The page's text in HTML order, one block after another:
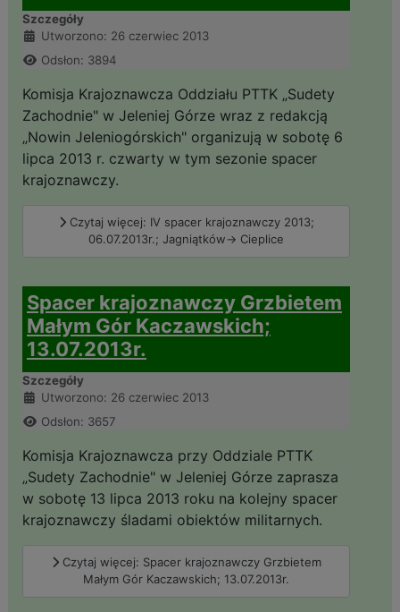
Szczegóły
Utworzono: 26 czerwiec 2013
Odsłon: 3894
Komisja Krajoznawcza Oddziału PTTK „Sudety
Zachodnie" w Jeleniej Górze wraz z redakcją
„Nowin Jeleniogórskich" organizują w sobotę 6
lipca 2013 r. czwarty w tym sezonie spacer
krajoznawczy.
Czytaj więcej: IV spacer krajoznawczy 2013;
06.07.2013r.; Jagniątków-> Cieplice
Spacer krajoznawczy Grzbietem
Małym Gór Kaczawskich;
13.07.2013r.
Szczegóły
Utworzono: 26 czerwiec 2013
Odsłon: 3657
Komisja Krajoznawcza przy Oddziale PTTK
„Sudety Zachodnie" w Jeleniej Górze zaprasza
w sobotę 13 lipca 2013 roku na kolejny spacer
krajoznawczy śladami obiektów militarnych.
Czytaj więcej: Spacer krajoznawczy Grzbietem
Małym Gór Kaczawskich; 13.07.2013r.